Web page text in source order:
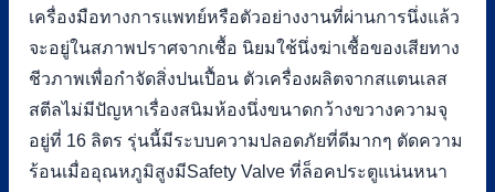
เครื่องมือทางการแพทย์หรือตัวอย่างงานที่ผ่านการนึ่งแล้ว
จะอยู่ในสภาพปราศจากเชื้อ นิยมใช้นึ่งฆ่าเชื้อของเสียทาง
ชีวภาพเพื่อกำจัดสิ่งปนเปื้อน ตัวเครื่องผลิตจากสแตนเลส
สตีลไม่มีปัญหาเรื่องสนิมห้องนึ่งขนาดกว้างขวางความจุ
อยู่ที่ 16 ลิตร รุ่นนี้มีระบบความปลอดภัยที่ดีมากๆ ตัดความ
ร้อนเมื่ออุณหภูมิสูงมีSafety Valve ที่ล็อคประตูแน่นหนา